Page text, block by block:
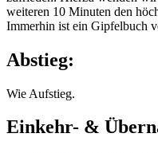
weiteren 10 Minuten den
Immerhin ist ein Gipfelbuch
Abstieg:
Wie Aufstieg.
Einkehr- &